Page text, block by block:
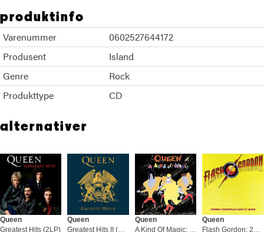
produktinfo
Varenummer
0602527644172
Produsent
Island
Genre
Rock
Produkttype
CD
alternativer
Queen
Greatest Hits (2LP)
Queen
Greatest Hits II (2LP)
Queen
A Kind Of Magic: 2022 Reissue (US) (LP)
Queen
Flash Gordon: 2022 Reissue (US) (LP)